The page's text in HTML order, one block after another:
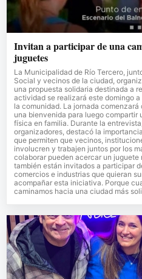
Invitan a participar de una
juguetes
La Municipalidad de Río Tercero,
Social y vecinos de la ciudad,
una propuesta solidaria destinada a
actividad se realizará este domingo
la comunidad. La jornada
una bienvenida para luego
física en familia. Durante la
organizadores, destacó la
que permiten que vecinos,
involucren y trabajen juntos por los
colaborar pueden acercar un juguete
también están invitados a participar
comercios e industrias que quieran
acompañar esta iniciativa. Porque
caminamos hacia una ciudad más